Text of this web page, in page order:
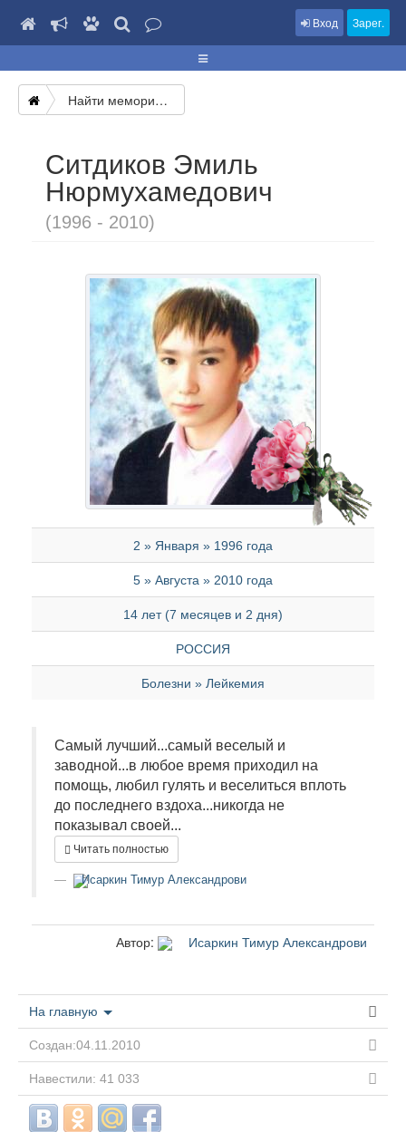
Вход Зарег.
Найти мемориал
Ситдиков Эмиль
Нюрмухамедович
(1996 - 2010)
2 » Января » 1996 года
5 » Августа » 2010 года
14 лет (7 месяцев и 2 дня)
РОССИЯ
Болезни » Лейкемия
Самый лучший...самый веселый и
заводной...в любое время приходил на
помощь, любил гулять и веселиться вплоть
до последнего вздоха...никогда не
показывал своей...
Читать полностью
Исаркин Тимур Александрови
Автор: Исаркин Тимур Александрови
На главную
Создан:04.11.2010
Навестили: 41 033